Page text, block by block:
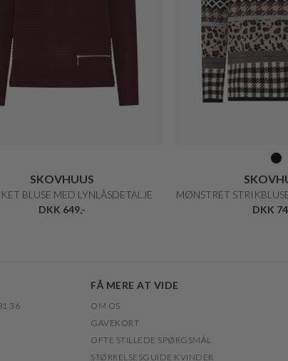
SKOVHUUS
BLUSE MED LYNLÅSDETALJE
DKK 649,-
DKK
36
FÅ MERE AT VIDE
OM OS
GAVEKORT
OFTE STILLEDE SPØRGSMÅL
STØRRELSESGUIDE KVINDER